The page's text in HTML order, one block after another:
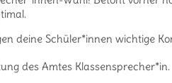
deine Schüler*innen wichtige
des Amtes Klassensprecher*in.